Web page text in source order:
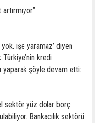
işe yaramaz’ diyen
kredi
yaparak şöyle devam etti:
sektör yüz dolar borç
Bankacılık sektörü